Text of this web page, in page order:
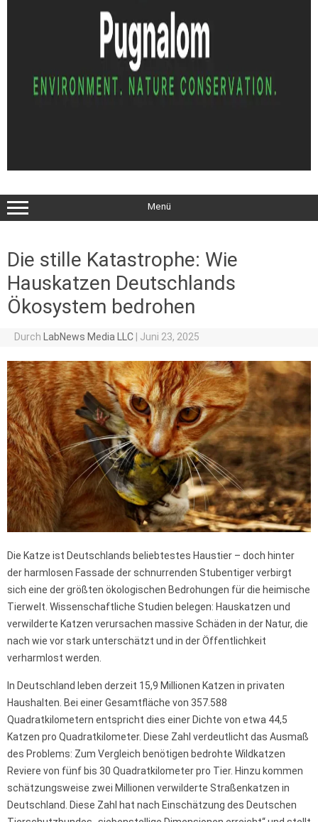
Menü
Die stille Katastrophe: Wie
Hauskatzen Deutschlands
Ökosystem bedrohen
Durch LabNews Media LLC Juni 23, 2025
Die Katze ist Deutschlands beliebtestes Haustier – doch hinter
der harmlosen Fassade der schnurrenden Stubentiger verbirgt
sich eine der größten ökologischen Bedrohungen für die heimische
Tierwelt. Wissenschaftliche Studien belegen: Hauskatzen und
verwilderte Katzen verursachen massive Schäden in der Natur, die
nach wie vor stark unterschätzt und in der Öffentlichkeit
verharmlost werden.
In Deutschland leben derzeit 15,9 Millionen Katzen in privaten
Haushalten. Bei einer Gesamtfläche von 357.588
Quadratkilometern entspricht dies einer Dichte von etwa 44,5
Katzen pro Quadratkilometer. Diese Zahl verdeutlicht das Ausmaß
des Problems: Zum Vergleich benötigen bedrohte Wildkatzen
Reviere von fünf bis 30 Quadratkilometer pro Tier. Hinzu kommen
schätzungsweise zwei Millionen verwilderte Straßenkatzen in
Deutschland. Diese Zahl hat nach Einschätzung des Deutschen